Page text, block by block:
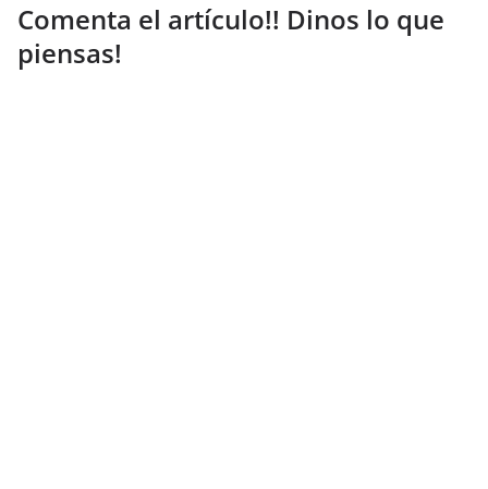
Comenta el artículo!! Dinos lo que
piensas!